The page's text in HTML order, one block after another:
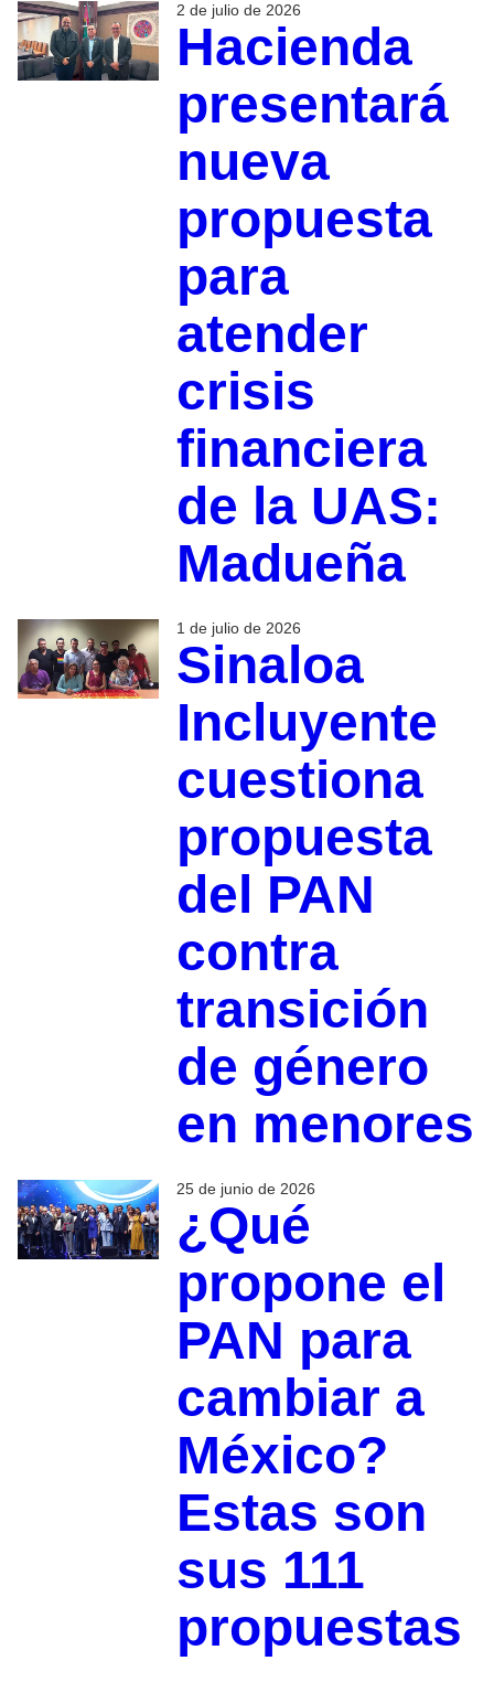
2 de julio de 2026
Hacienda
presentará
nueva
propuesta
para
atender
crisis
financiera
de la UAS:
Madueña
1 de julio de 2026
Sinaloa
Incluyente
cuestiona
propuesta
del PAN
contra
transición
de género
en menores
25 de junio de 2026
¿Qué
propone el
PAN para
cambiar a
México?
Estas son
sus 111
propuestas